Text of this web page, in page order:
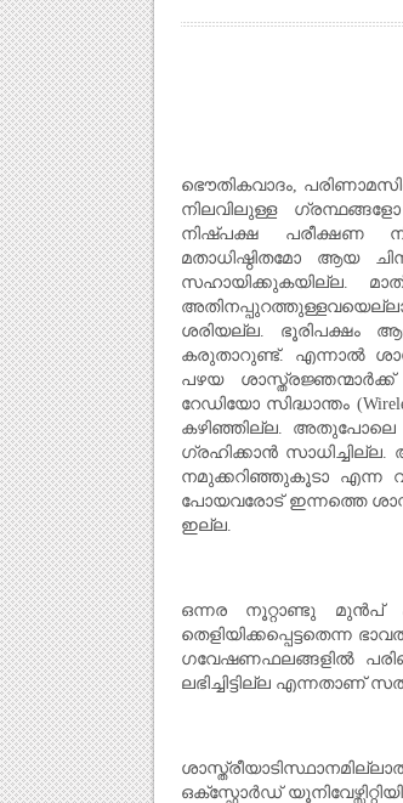
ഭൌതികവാദം,
നിലവിലുള്ള
നിഷ്പക്ഷ പരീക്ഷണ
മതാധിഷ്ഠിതമോ ആയ
സഹായിക്കുകയില്ല.
ശരിയല്ല. ഭൂരിപക്ഷം
കരുതാറുണ്ട്. എന്നാല്‍
പഴയ
റേഡിയോ സിദ്ധാന്തം
കഴിഞ്ഞില്ല. അതുപോലെ
ഗ്രഹിക്കാന്‍
നമുക്കറിഞ്ഞുകൂടാ എന്ന
പോയവരോട് ഇന്നത്തെ
ഇല്ല.
ഒന്നര നൂറ്റാണ്ടു മുന്‍പ്‌
തെളിയിക്കപ്പെട്ടതെന്ന
ഗവേഷണഫലങ്ങളില്‍
ലഭിച്ചിട്ടില്ല എന്നതാണ്
ഒക്സ്ഫോര്‍ഡ്